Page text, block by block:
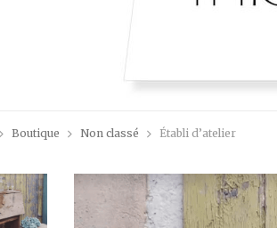
Boutique Non classé Établi d’atelier